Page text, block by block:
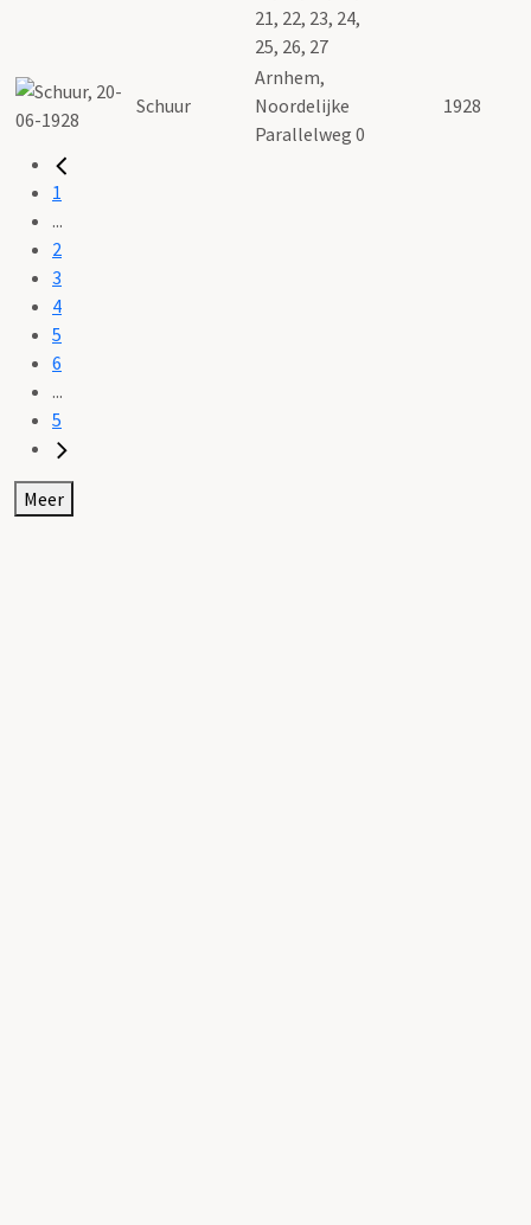
21, 22, 23, 24,
25, 26, 27
Schuur
Arnhem,
Noordelijke
Parallelweg 0
1928
1
...
2
3
4
5
6
...
5
Meer